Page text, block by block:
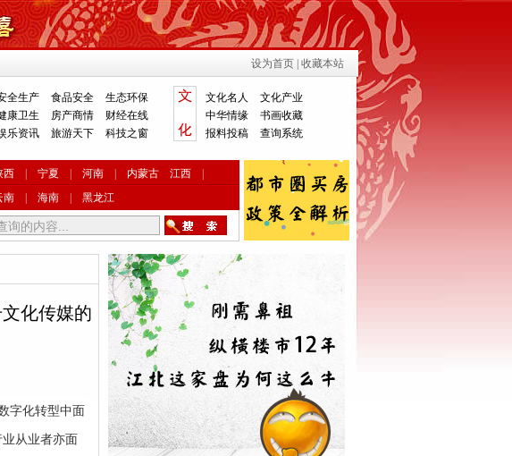
设为首页 收藏本站
全生产 食品安全
生态环保
康卫生
房产商情
财经在线
乐资讯
旅游天下 科技之窗
文化名人
文化产业
中华情缘
书画收藏
报料投稿
查询系统
西 宁夏 河南 内蒙古 江西
南 海南 黑龙江
化传媒的
字化转型中面
从业者亦面